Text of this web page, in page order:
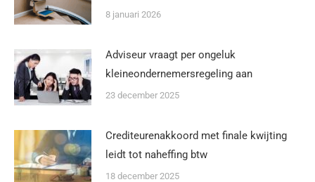
8 januari 2026
Adviseur vraagt per ongeluk
kleineondernemersregeling aan
23 december 2025
Crediteurenakkoord met finale kwijting
leidt tot naheffing btw
18 december 2025